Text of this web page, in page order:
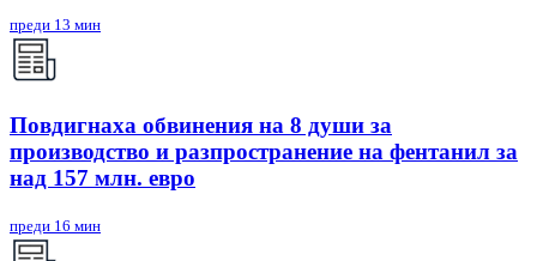
преди 13 мин
Повдигнаха обвинения на 8 души за
производство и разпространение на фентанил за
над 157 млн. евро
преди 16 мин